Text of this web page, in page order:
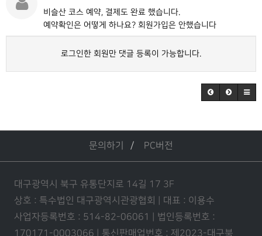
비슬산 코스 예약, 결제도 완료 했습니다.
예약확인은 어떻게 하나요? 회원가입은 안했습니다
로그인한 회원만 댓글 등록이 가능합니다.
문의하기 PC버전
대구광역시 북구 유통단지로 14길 17 3F
상호 : 특수법인 대구광역시관광협회 | 대표 : 이용수
사업자등록번호 : 514-82-06061 | 법인등록번호 :
170171-0003066 | 통신판매업번호 : 제2023-대구북